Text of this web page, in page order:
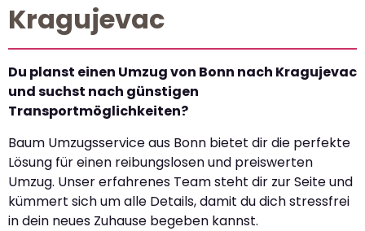
Kragujevac
Du planst einen Umzug von Bonn nach Kragujevac
und suchst nach günstigen
Transportmöglichkeiten?
Baum Umzugsservice aus Bonn bietet dir die perfekte
Lösung für einen reibungslosen und preiswerten
Umzug. Unser erfahrenes Team steht dir zur Seite und
kümmert sich um alle Details, damit du dich stressfrei
in dein neues Zuhause begeben kannst.